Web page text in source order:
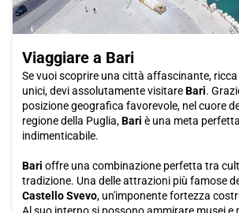
Viaggiare a Bari
Se vuoi scoprire una città affascinante,
unici, devi assolutamente visitareBari.
posizione geografica favorevole, nel cuore
regione della Puglia,Bari è una meta
indimenticabile.
Bari offre una combinazione perfetta tra
tradizione. Una delle attrazioni più famose
Castello Svevo, un'imponente fortezza
Al suo interno si possono ammirare musei e